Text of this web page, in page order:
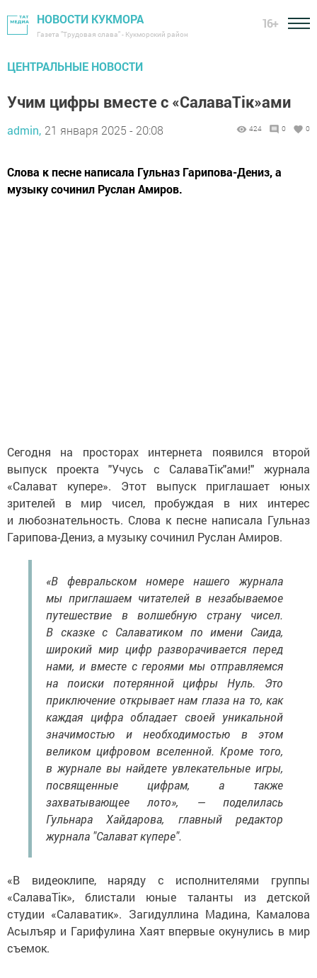
НОВОСТИ КУКМОРА
Газета "Трудовая слава" - Кукморский район
16+
ЦЕНТРАЛЬНЫЕ НОВОСТИ
Учим цифры вместе с «СалаваТік»ами
admin, 21 января 2025 - 20:08 424 0 0
Слова к песне написала Гульназ Гарипова-Дениз, а
музыку сочинил Руслан Амиров.
Сегодня на просторах интернета появился второй
выпуск проекта "Учусь с СалаваТік"ами!" журнала
«Салават купере». Этот выпуск приглашает юных
зрителей в мир чисел, пробуждая в них интерес
и любознательность. Слова к песне написала Гульназ
Гарипова-Дениз, а музыку сочинил Руслан Амиров.
«В февральском номере нашего журнала
мы приглашаем читателей в незабываемое
путешествие в волшебную страну чисел.
В сказке с Салаватиком по имени Саида,
широкий мир цифр разворачивается перед
нами, и вместе с героями мы отправляемся
на поиски потерянной цифры Нуль. Это
приключение открывает нам глаза на то, как
каждая цифра обладает своей уникальной
значимостью и необходимостью в этом
великом цифровом вселенной. Кроме того,
в журнале вы найдете увлекательные игры,
посвященные цифрам, а также
захватывающее лото», — поделилась
Гульнара Хайдарова, главный редактор
журнала "Салават күпере".
«В видеоклипе, наряду с исполнителями группы
«СалаваТік», блистали юные таланты из детской
студии «Салаватик». Загидуллина Мадина, Камалова
Асылъяр и Гарифулина Хаят впервые окунулись в мир
съемок.